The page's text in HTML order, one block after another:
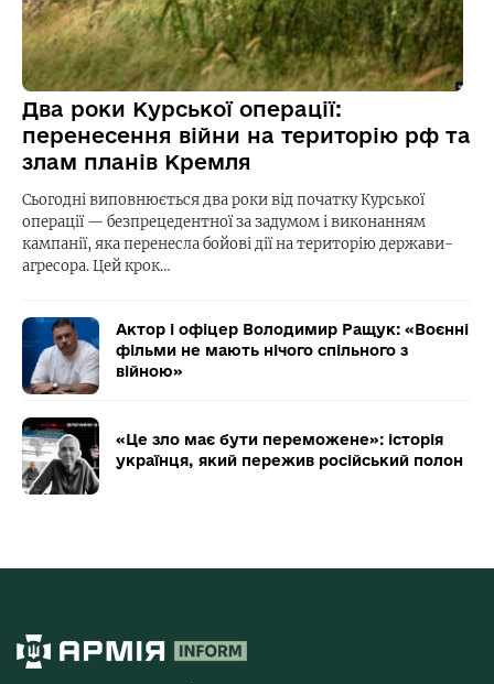
Два роки Курської операції:
перенесення війни на територію рф та
злам планів Кремля
Сьогодні виповнюється два роки від початку Курської
операції — безпрецедентної за задумом і виконанням
кампанії, яка перенесла бойові дії на територію держави-
агресора. Цей крок…
Актор і офіцер Володимир Ращук: «Воєнні
фільми не мають нічого спільного з
війною»
«Це зло має бути переможене»: історія
українця, який пережив російський полон